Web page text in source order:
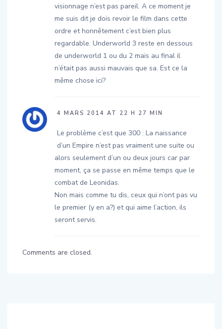
visionnage n’est pas pareil. A ce moment je
me suis dit je dois revoir le film dans cette
ordre et honnêtement c’est bien plus
regardable. Underworld 3 reste en dessous
de underworld 1 ou du 2 mais au final il
n’était pas aussi mauvais que sa. Est ce la
même chose ici?
4 MARS 2014 AT 22 H 27 MIN
Le problème c’est que 300 : La naissance
d’un Empire n’est pas vraiment une suite ou
alors seulement d’un ou deux jours car par
moment, ça se passe en même temps que le
combat de Leonidas.
Non mais comme tu dis, ceux qui n’ont pas vu
le premier (y en a?) et qui aime l’action, ils
seront servis.
Comments are closed.